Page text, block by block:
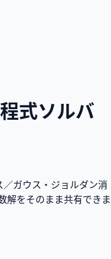
式ソルバ
ガウス・ジョルダン消
解をそのまま共有できま